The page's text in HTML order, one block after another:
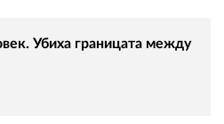
Убиха границата между